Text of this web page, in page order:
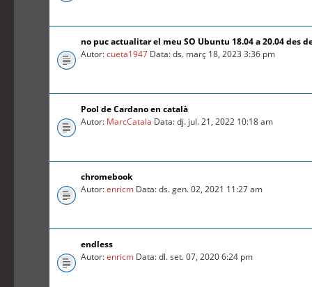
no puc actualitar el meu SO Ubuntu 18.04 a 20.04 des
Autor:cueta1947 Data: ds. març 18, 2023 3:36 pm
Pool de Cardano en català
Autor: MarcCatala Data: dj. jul. 21, 2022 10:18 am
chromebook
Autor:enricm Data: ds. gen. 02, 2021 11:27 am
endless
Autor:enricm Data: dl. set. 07, 2020 6:24 pm